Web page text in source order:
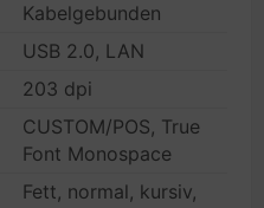
Kabelgebunden
USB 2.0, LAN
203 dpi
CUSTOM/POS, True
Font Monospace
Fett, normal, kursiv,